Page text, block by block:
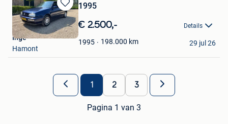
Bewaren
in
Mijn
Favorieten
1995
€ 2.500,- Details
1995 198.000 km
Inge
Hamont
29 jul 26
1 2 3
Pagina 1 van 3